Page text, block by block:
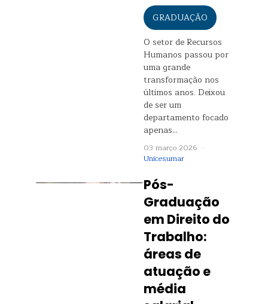
GRADUAÇÃO
O setor de Recursos
Humanos passou por
uma grande
transformação nos
últimos anos. Deixou
de ser um
departamento focado
apenas…
03 março 2026 ·
Unicesumar
Pós-
Graduação
em Direito do
Trabalho:
áreas de
atuação e
média